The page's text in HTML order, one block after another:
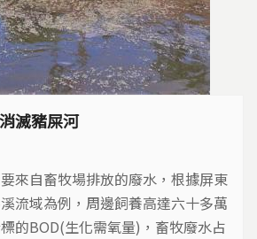
滅豬屎河
來自畜牧場排放的廢水，根據屏東
流域為例，周邊飼養高達六十多萬
的BOD(生化需氧量)，畜牧廢水占